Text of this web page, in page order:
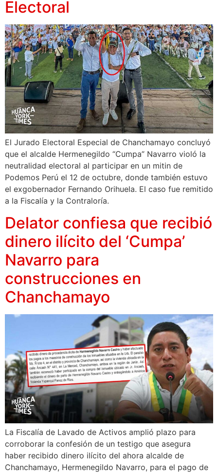
Electoral
El Jurado Electoral Especial de Chanchamayo concluyó
que el alcalde Hermenegildo “Cumpa” Navarro violó la
neutralidad electoral al participar en un mitin de
Podemos Perú el 12 de octubre, donde también estuvo
el exgobernador Fernando Orihuela. El caso fue remitido
a la Fiscalía y la Contraloría.
Delator confiesa que recibió
dinero ilícito del ‘Cumpa’
Navarro para
construcciones en
Chanchamayo
La Fiscalía de Lavado de Activos amplió plazo para
corroborar la confesión de un testigo que asegura
haber recibido dinero ilícito del ahora alcalde de
Chanchamayo, Hermenegildo Navarro, para el pago de